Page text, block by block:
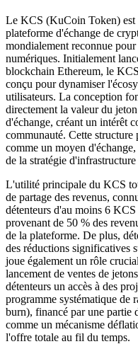
Le KCS (KuCoin Token) est
plateforme d'échange de
mondialement reconnue
numériques. Initialement
blockchain Ethereum, le
conçu pour dynamiser
utilisateurs. La conception
directement la valeur du
d'échange, créant un intérêt
communauté. Cette
comme un moyen
de la stratégie
L'utilité principale du KCS
de partage des revenus,
détenteurs d'au moins 6
provenant de 50 % des
de la plateforme. De plus,
des réductions significatives
joue également un rôle
lancement de ventes de
détenteurs un accès à des
programme systématique de
burn), financé par une partie
comme un mécanisme
l'offre totale au fil du temps.